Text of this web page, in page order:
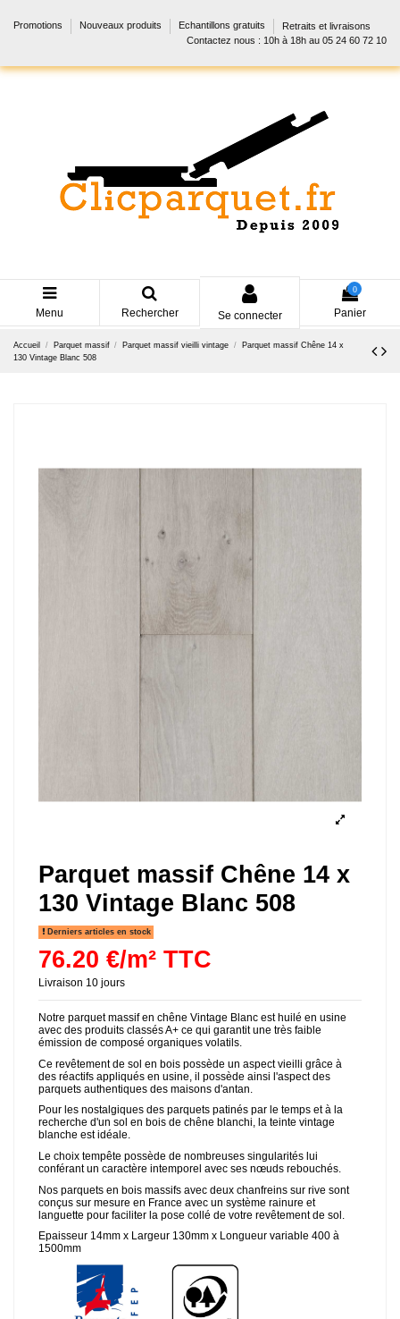
Promotions Nouveaux produits Echantillons gratuits
Retraits et livraisons
Contactez nous : 10h à 18h au 05 24 60 72 10
Menu Rechercher Se connecter
0
Panier
Accueil Parquet massif Parquet massif vieilli vintage
Parquet massif Chêne 14 x
130 Vintage Blanc 508
Parquet massif Chêne 14 x
130 Vintage Blanc 508
Derniers articles en stock
76.20 €/m² TTC
Livraison 10 jours
Notre parquet massif en chêne Vintage Blanc est huilé en usine
avec des produits classés A+ ce qui garantit une très faible
émission de composé organiques volatils.
Ce revêtement de sol en bois possède un aspect vieilli grâce à
des réactifs appliqués en usine, il possède ainsi l'aspect des
parquets authentiques des maisons d'antan.
Pour les nostalgiques des parquets patinés par le temps et à la
recherche d'un sol en bois de chêne blanchi, la teinte vintage
blanche est idéale.
Le choix tempête possède de nombreuses singularités lui
conférant un caractère intemporel avec ses nœuds rebouchés.
Nos parquets en bois massifs avec deux chanfreins sur rive sont
conçus sur mesure en France avec un système rainure et
languette pour faciliter la pose collé de votre revêtement de sol.
Epaisseur 14mm x Largeur 130mm x Longueur variable 400 à
1500mm